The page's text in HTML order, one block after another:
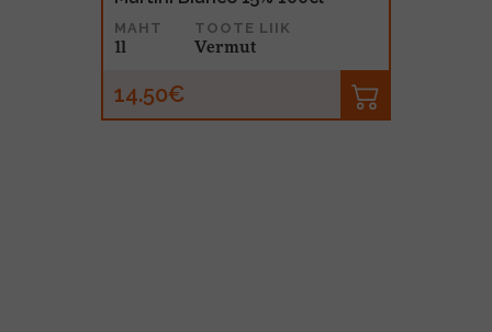
MAHT
1l
TOOTE LIIK
Vermut
14.50€